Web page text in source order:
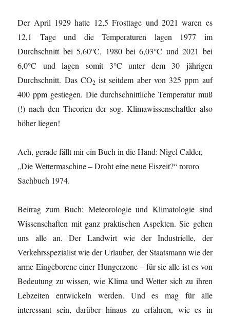
Der April 1929 hatte 12,5 Frosttage und 2021 waren es
12,1 Tage und die Temperaturen lagen 1977 im
Durchschnitt bei 5,60°C, 1980 bei 6,03°C und 2021 bei
6,0°C und lagen somit 3°C unter dem 30 jährigen
Durchschnitt. Das CO2 ist seitdem aber von 325 ppm auf
400 ppm gestiegen. Die durchschnittliche Temperatur muß
(!) nach den Theorien der sog. Klimawissenschaftler also
höher liegen!
Ach, gerade fällt mir ein Buch in die Hand: Nigel Calder,
„Die Wettermaschine – Droht eine neue Eiszeit?“ rororo
Sachbuch 1974.
Beitrag zum Buch: Meteorologie und Klimatologie sind
Wissenschaften mit ganz praktischen Aspekten. Sie gehen
uns alle an. Der Landwirt wie der Industrielle, der
Verkehrsspezialist wie der Urlauber, der Staatsmann wie der
arme Eingeborene einer Hungerzone – für sie alle ist es von
Bedeutung zu wissen, wie Klima und Wetter sich zu ihren
Lebzeiten entwickeln werden. Und es mag für alle
interessant sein, darüber hinaus zu erfahren, wie es in